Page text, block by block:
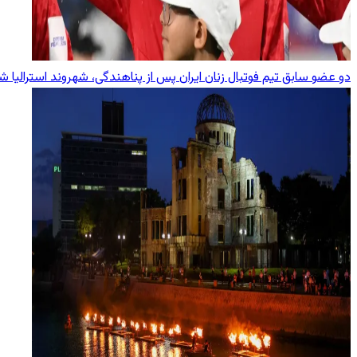
دو عضو سابق تیم فوتبال زنان ایران پس از پناهندگی، شهروند استرالیا